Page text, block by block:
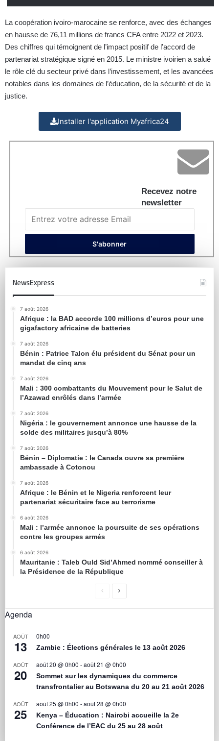
La coopération ivoiro-marocaine se renforce, avec des échanges
en hausse de 76,11 millions de francs CFA entre 2022 et 2023.
Des chiffres qui témoignent de l’impact positif de l’accord de
partenariat stratégique signé en 2015. Le ministre ivoirien a salué
le rôle clé du secteur privé dans l’investissement, et les avancées
notables dans les domaines de l’éducation, de la sécurité et de la
justice.
Installer l'application Myafrica24
Recevez notre
newsletter
NewsExpress
7 août 2026
Afrique : la BAD accorde 100 millions d’euros pour une
gigafactory africaine de batteries
7 août 2026
Bénin : Patrice Talon élu président du Sénat pour un
mandat de cinq ans
7 août 2026
Mali : 300 combattants du Mouvement pour le Salut de
l’Azawad enrôlés dans l’armée
7 août 2026
Nigéria : le gouvernement annonce une hausse de la
solde des militaires jusqu’à 80%
7 août 2026
Bénin – Diplomatie : le Canada ouvre sa première
ambassade à Cotonou
7 août 2026
Afrique : le Bénin et le Nigeria renforcent leur
partenariat sécuritaire face au terrorisme
6 août 2026
Mali : l’armée annonce la poursuite de ses opérations
contre les groupes armés
6 août 2026
Mauritanie : Taleb Ould Sid’Ahmed nommé conseiller à
la Présidence de la République
Agenda
AOÛT
13
0h00
Zambie : Élections générales le 13 août 2026
AOÛT
20
août 20 @ 0h00 -août 21 @ 0h00
Sommet sur les dynamiques du commerce
transfrontalier au Botswana du 20 au 21 août 2026
AOÛT
25
août 25 @ 0h00 -août 28 @ 0h00
Kenya – Éducation : Nairobi accueille la 2e
Conférence de l’EAC du 25 au 28 août